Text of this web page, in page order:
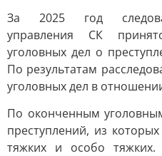
За 2025 год
управления СК
уголовных дел о
По результатам
уголовных дел в
По оконченным
преступлений, из
тяжких и особо